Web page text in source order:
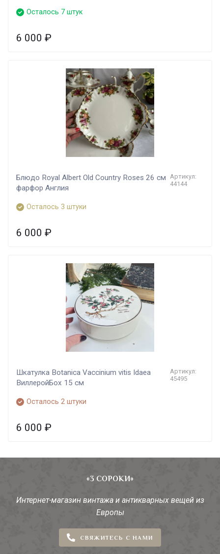
Осталось 7 штук
6 000 ₽
Блюдо Royal Albert Old Country Roses 26 см
фарфор Англия
Артикул:
44144
Осталось 3 штуки
6 000 ₽
Шкатулка Botanica Vaccinium vitis Idaea
ВиллеройБох 15 см
Артикул:
45495
Осталось 2 штуки
6 000 ₽
«3 СОРОКИ»
Интернет-магазин винтажа и антикварных вещей из
Европы
СВЯЖИТЕСЬ С НАМИ